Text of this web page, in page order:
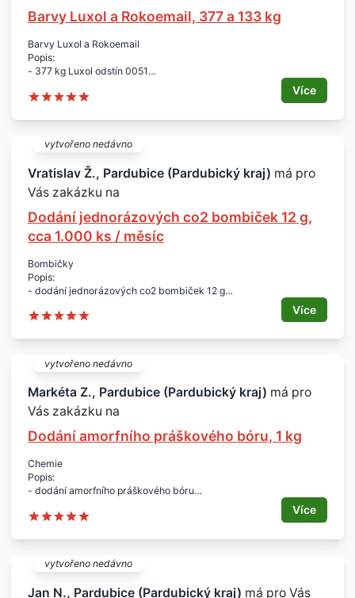
Barvy Luxol a Rokoemail, 377 a 133 kg
Barvy Luxol a Rokoemail
Popis:
- 377 kg Luxol odstín 0051
Lokalita:
Více
vytvořeno nedávno
Vratislav Ž., Pardubice (Pardubický kraj) má pro
Vás zakázku na
Dodání jednorázových co2 bombiček 12 g,
cca 1.000 ks / měsíc
Bombičky
Popis:
- dodání jednorázových co2 bombiček 12 g
- cca 1.000 kusů za měsíc
- nabídky z celé České republiky
Více
vytvořeno nedávno
Markéta Z., Pardubice (Pardubický kraj) má pro
Vás zakázku na
Dodání amorfního práškového bóru, 1 kg
Chemie
Popis:
- dodání amorfního práškového bóru
- min 1 kg
Více
vytvořeno nedávno
Jan N., Pardubice (Pardubický kraj) má pro Vás